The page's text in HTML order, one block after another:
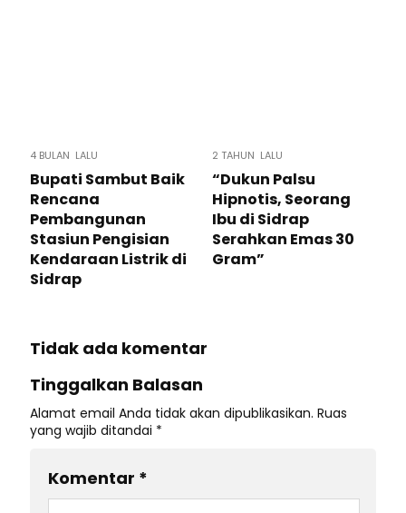
4 BULAN LALU
Bupati Sambut Baik
Rencana
Pembangunan
Stasiun Pengisian
Kendaraan Listrik di
Sidrap
2 TAHUN LALU
“Dukun Palsu
Hipnotis, Seorang
Ibu di Sidrap
Serahkan Emas 30
Gram”
Tidak ada komentar
Tinggalkan Balasan
Alamat email Anda tidak akan dipublikasikan. Ruas
yang wajib ditandai *
Komentar *